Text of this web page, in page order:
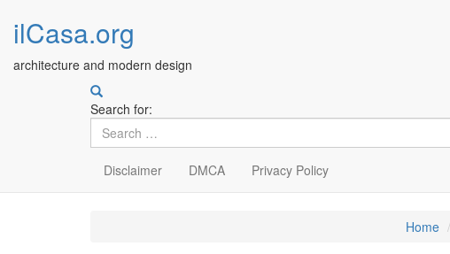
ilCasa.org
architecture and modern design
Search for:
Disclaimer DMCA Privacy Policy
Home